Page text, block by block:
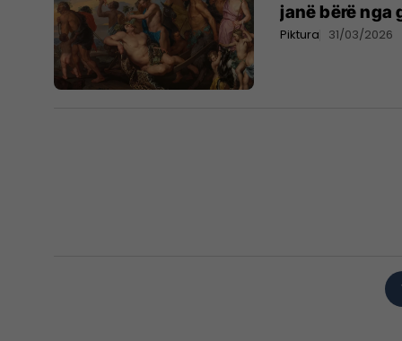
janë bërë nga
Piktura 31/03/2026